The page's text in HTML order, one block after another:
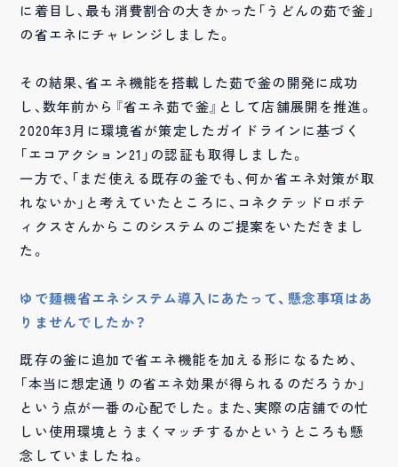
に着目し、最も消費割合の大きかった「うどんの茹で釜」
の省エネにチャレンジしました。
その結果、省エネ機能を搭載した茹で釜の開発に成功
し、数年前から『省エネ茹で釜』として店舗展開を推進。
2020年3月に環境省が策定したガイドラインに基づく
「エコアクション21」の認証も取得しました。
一方で、「まだ使える既存の釜でも、何か省エネ対策が取
れないか」と考えていたところに、コネクテッドロボテ
ィクスさんからこのシステムのご提案をいただきまし
た。
ゆで麺機省エネシステム導入にあたって、懸念事項はあ
りませんでしたか？
既存の釜に追加で省エネ機能を加える形になるため、
「本当に想定通りの省エネ効果が得られるのだろうか」
という点が一番の心配でした。また、実際の店舗での忙
しい使用環境とうまくマッチするかというところも懸
念していましたね。